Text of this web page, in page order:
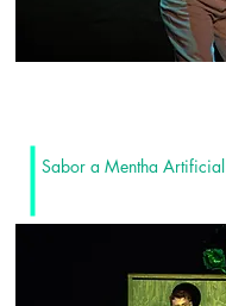
Sabor a Mentha Artificial